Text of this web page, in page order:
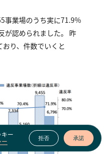
事業場のうち実に71.9%
が認められました。 昨
り、件数でいくと
ー 拒否 承諾